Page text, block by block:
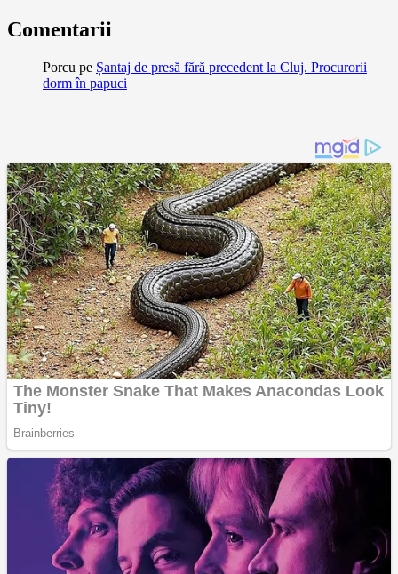
Comentarii
Porcu pe Șantaj de presă fără precedent la Cluj. Procurorii
dorm în papuci